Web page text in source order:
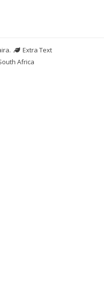
.
Extra Text
Africa